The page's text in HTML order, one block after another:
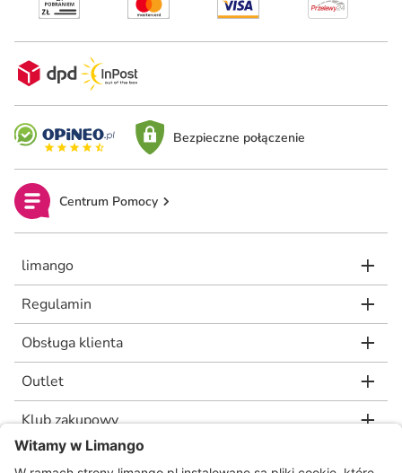
Bezpieczne połączenie
Centrum Pomocy
limango
Regulamin
Obsługa klienta
Outlet
Klub zakupowy